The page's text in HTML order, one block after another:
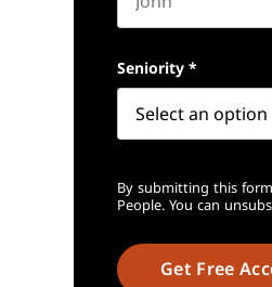
Seniority *
By submitting this
People. You can